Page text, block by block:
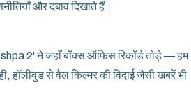
और दबाव दिखाते हैं।
2' ने जहाँ बॉक्स ऑफिस रिकॉर्ड तोड़े — हम
हॉलीवुड से वैल किल्मर की विदाई जैसी खबरें भी